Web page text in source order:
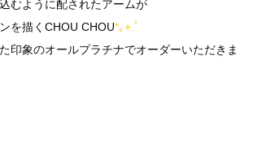
むように配されたアームが
を描くCHOU CHOU*｡+.ﾟ
印象のオールプラチナでオーダーいただきま